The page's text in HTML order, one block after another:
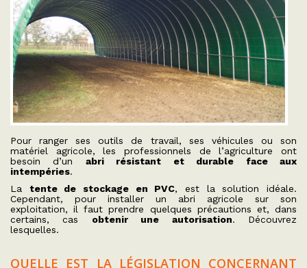
Pour ranger ses outils de travail, ses véhicules ou son
matériel agricole, les professionnels de l’agriculture ont
besoin d’un abri résistant et durable face aux
intempéries.
La tente de stockage en PVC, est la solution idéale.
Cependant, pour installer un abri agricole sur son
exploitation, il faut prendre quelques précautions et, dans
certains, cas obtenir une autorisation. Découvrez
lesquelles.
QUELLE EST LA LÉGISLATION CONCERNANT